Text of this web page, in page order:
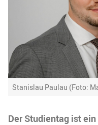
Stanislau Paulau (Foto:
Der Studientag ist